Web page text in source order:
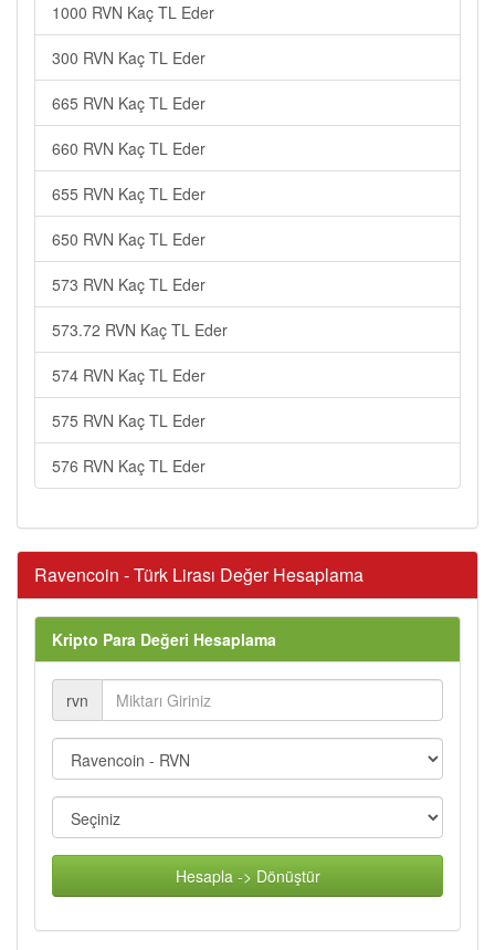
1000 RVN Kaç TL Eder
300 RVN Kaç TL Eder
665 RVN Kaç TL Eder
660 RVN Kaç TL Eder
655 RVN Kaç TL Eder
650 RVN Kaç TL Eder
573 RVN Kaç TL Eder
573.72 RVN Kaç TL Eder
574 RVN Kaç TL Eder
575 RVN Kaç TL Eder
576 RVN Kaç TL Eder
Ravencoin - Türk Lirası Değer Hesaplama
Kripto Para Değeri Hesaplama
rvn
Hesapla -> Dönüştür